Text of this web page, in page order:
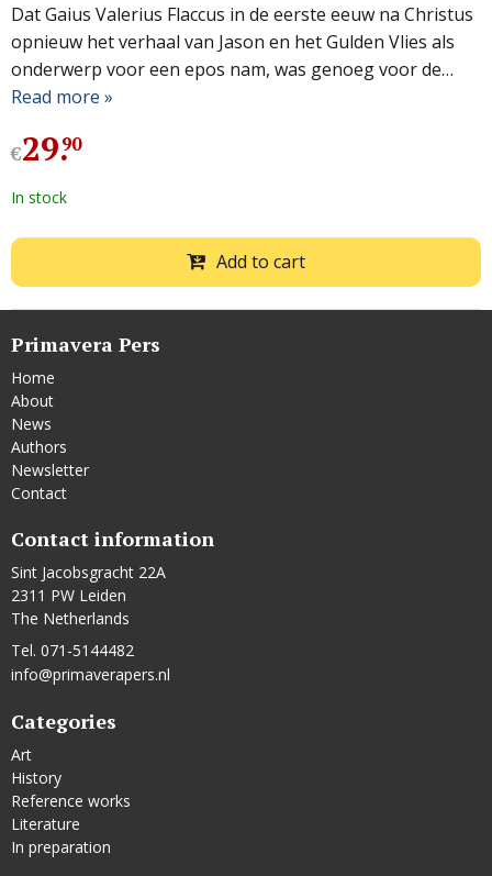
Dat Gaius Valerius Flaccus in de eerste eeuw na Christus
opnieuw het verhaal van Jason en het Gulden Vlies als
onderwerp voor een epos nam, was genoeg voor de…
Read more »
€29.
90
In stock
Add to cart
Primavera Pers
Home
About
News
Authors
Newsletter
Contact
Contact information
Sint Jacobsgracht 22A
2311 PW Leiden
The Netherlands
Tel. 071-5144482
info@primaverapers.nl
Categories
Art
History
Reference works
Literature
In preparation